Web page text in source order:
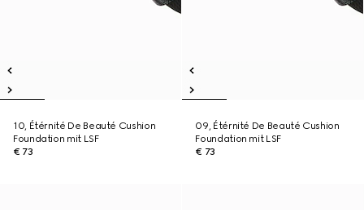
10, Étérnité De Beauté Cushion
Foundation mit LSF
€ 73
09, Étérnité De Beauté Cushion
Foundation mit LSF
€ 73